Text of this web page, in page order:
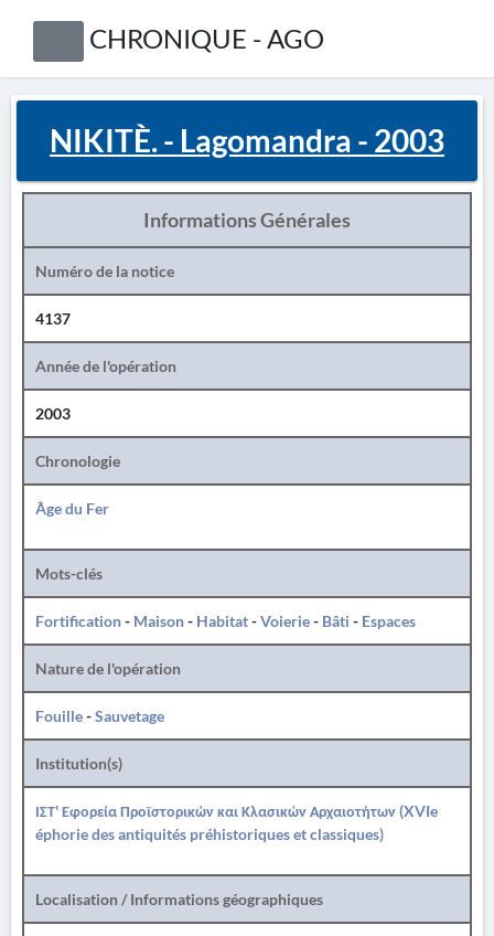
CHRONIQUE - AGO
NIKITÈ. - Lagomandra - 2003
Informations Générales
Numéro de la notice
4137
Année de l'opération
2003
Chronologie
Âge du Fer
Mots-clés
Fortification- Maison- Habitat-Voierie- Bâti - Espaces
Nature de l'opération
Fouille-Sauvetage
Institution(s)
ΙΣΤ' Εφορεία Προϊστορικών και Κλασικών Αρχαιοτήτων (XVIe
éphorie des antiquités préhistoriques et classiques)
Localisation / Informations géographiques